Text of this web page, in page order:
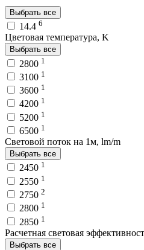
Выбрать все
14.4 6
Цветовая температура, K
Выбрать все
2800 1
3100 1
3600 1
4200 1
5200 1
6500 1
Световой поток на 1м, lm/m
Выбрать все
2450 1
2550 1
2750 2
2800 1
2850 1
Расчетная световая
Выбрать все